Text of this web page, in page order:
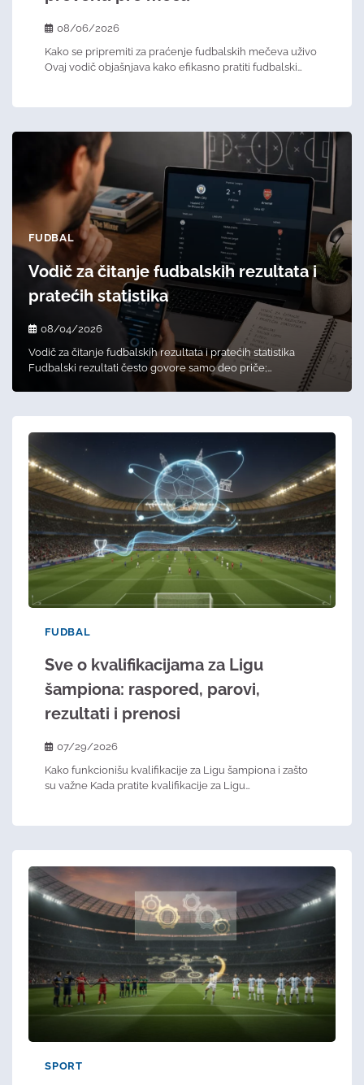
08/06/2026
Kako se pripremiti za praćenje fudbalskih mečeva uživo
Ovaj vodič objašnjava kako efikasno pratiti fudbalski…
FUDBAL
Vodič za čitanje fudbalskih rezultata i
pratećih statistika
08/04/2026
Vodič za čitanje fudbalskih rezultata i pratećih statistika
Fudbalski rezultati često govore samo deo priče;…
FUDBAL
Sve o kvalifikacijama za Ligu
šampiona: raspored, parovi,
rezultati i prenosi
07/29/2026
Kako funkcionišu kvalifikacije za Ligu šampiona i zašto
su važne Kada pratite kvalifikacije za Ligu…
SPORT